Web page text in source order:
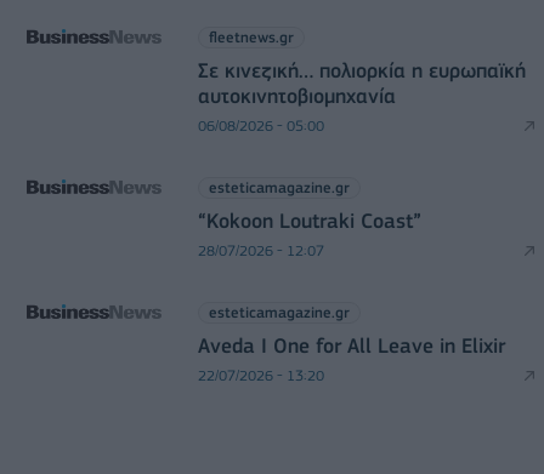
fleetnews.gr
Σε κινεζική… πολιορκία η ευρωπαϊκή
αυτοκινητοβιομηχανία
06/08/2026 - 05:00
esteticamagazine.gr
“Kokoon Loutraki Coast”
28/07/2026 - 12:07
esteticamagazine.gr
Aveda I One for All Leave in Elixir
22/07/2026 - 13:20